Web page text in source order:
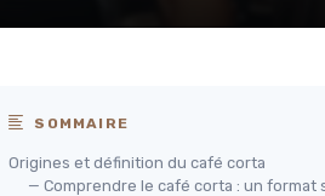
SOMMAIRE
Origines et définition du café corta
— Comprendre le café corta : un format